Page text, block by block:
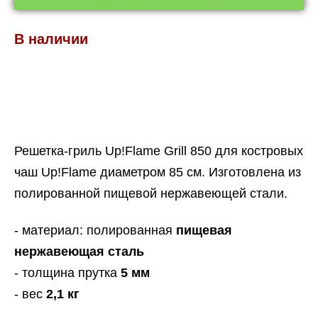
В наличии
Решетка-гриль Up!Flame Grill 850 для костровых
чаш Up!Flame диаметром 85 см. Изготовлена из
полированной пищевой нержавеющей стали.
- материал: полированная пищевая
нержавеющая сталь
- толщина прутка 5 мм
- вес 2,1 кг